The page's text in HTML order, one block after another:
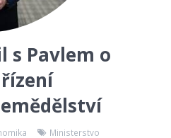
s Pavlem o
Ministerstvo